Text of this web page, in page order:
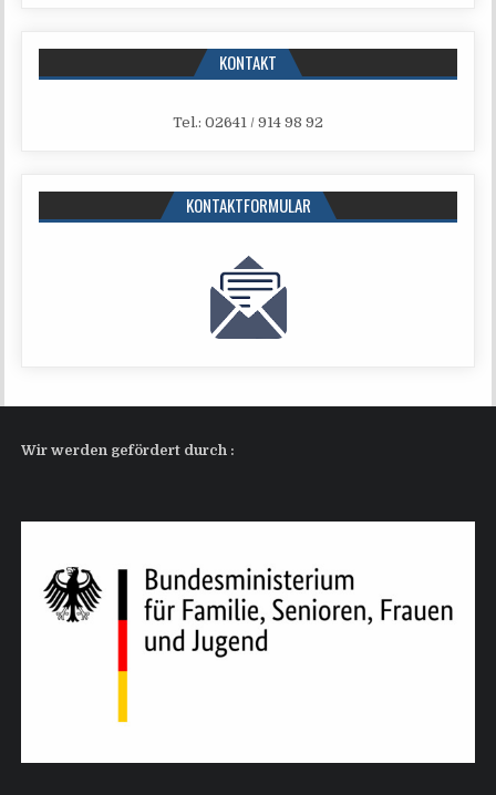
KONTAKT
Tel.: 02641 / 914 98 92
KONTAKTFORMULAR
Wir wer­den geför­dert durch :